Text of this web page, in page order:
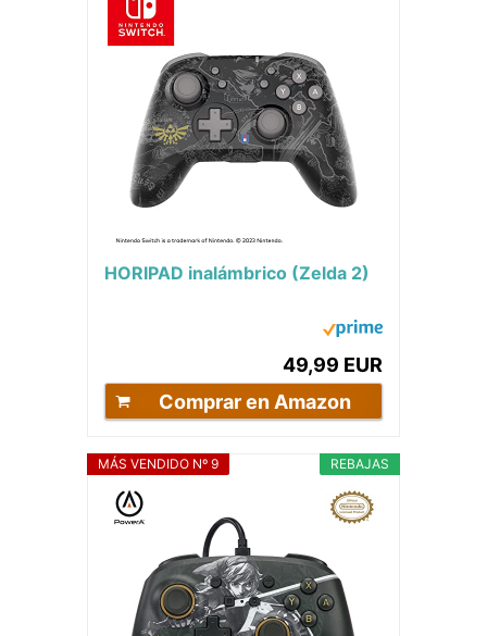
HORIPAD inalámbrico (Zelda 2)
49,99 EUR
Comprar en Amazon
REBAJAS
MÁS VENDIDO Nº 9